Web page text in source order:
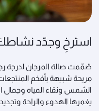
استرخِ وجدّد
صُمّمت صالة المرجان لدرجة
مريحة شبيهة بأفخم
الشمس ونقاء المياه وجمال
يغمرها الهدوء والراحة